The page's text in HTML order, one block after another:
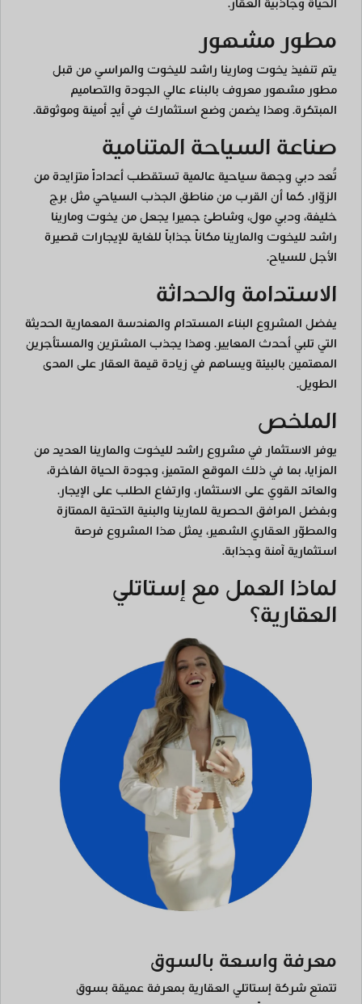
الحياة وجاذبية العقار.
مطور مشهور
يتم تنفيذ يخوت ومارينا راشد لليخوت والمراسي من قبل
مطور مشهور معروف بالبناء عالي الجودة والتصاميم
المبتكرة. وهذا يضمن وضع استثمارك في أيدٍ أمينة وموثوقة.
صناعة السياحة المتنامية
تُعد دبي وجهة سياحية عالمية تستقطب أعداداً متزايدة من
الزوّار. كما أن القرب من مناطق الجذب السياحي مثل برج
خليفة، ودبي مول، وشاطئ جميرا يجعل من يخوت ومارينا
راشد لليخوت والمارينا مكاناً جذاباً للغاية للإيجارات قصيرة
الأجل للسياح.
الاستدامة والحداثة
يفضل المشروع البناء المستدام والهندسة المعمارية الحديثة
التي تلبي أحدث المعايير. وهذا يجذب المشترين والمستأجرين
المهتمين بالبيئة ويساهم في زيادة قيمة العقار على المدى
الطويل.
الملخص
يوفر الاستثمار في مشروع راشد لليخوت والمارينا العديد من
المزايا، بما في ذلك الموقع المتميز، وجودة الحياة الفاخرة،
والعائد القوي على الاستثمار، وارتفاع الطلب على الإيجار.
وبفضل المرافق الحصرية للمارينا والبنية التحتية الممتازة
والمطوّر العقاري الشهير، يمثل هذا المشروع فرصة
استثمارية آمنة وجذابة.
لماذا العمل مع إستاتلي
العقارية؟
معرفة واسعة بالسوق
تتمتع شركة إستاتلي العقارية بمعرفة عميقة بسوق